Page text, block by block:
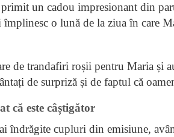
un cadou impresionant din
o lună de la ziua în care
de trandafiri roșii pentru Maria și
de surpriză și de faptul că
că este câștigător
îndrăgite cupluri din emisiune,